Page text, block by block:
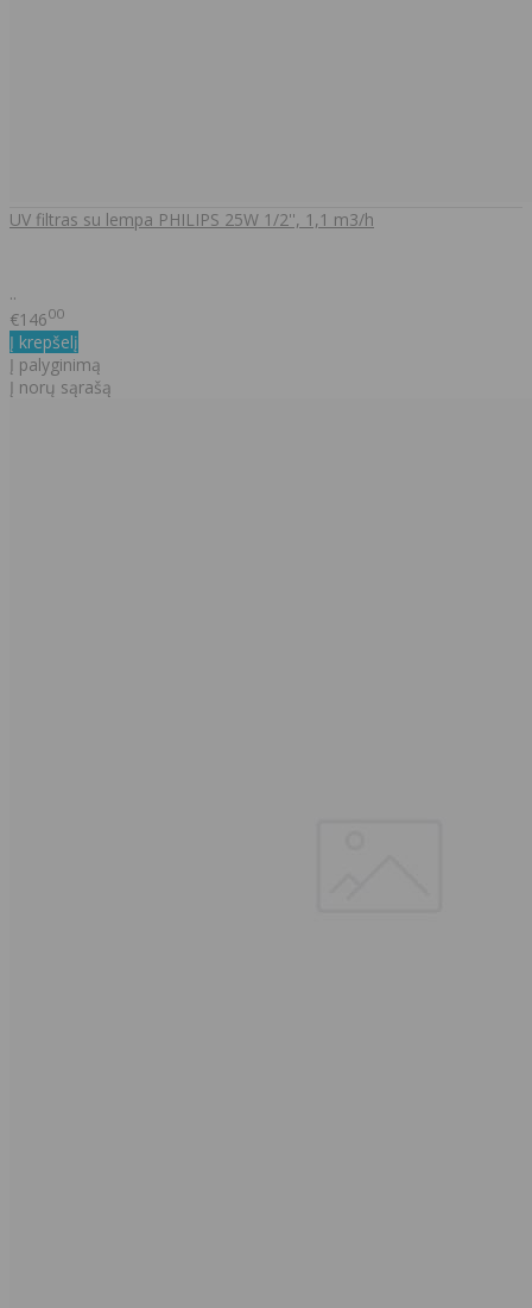
UV filtras su lempa PHILIPS 25W 1/2'', 1,1 m3/h
..
€14600
Į krepšelį
Į palyginimą
Į norų sąrašą